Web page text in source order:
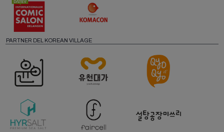
PARTNER DEL KOREAN VILLAGE